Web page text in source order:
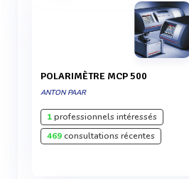
POLARIMÈTRE MCP 500
ANTON PAAR
1professionnels intéressés
469consultations récentes